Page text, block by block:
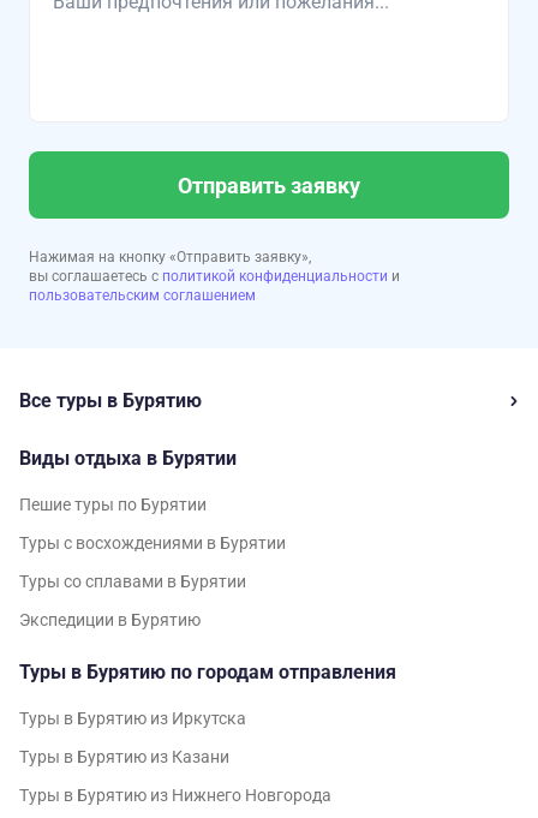
Отправить заявку
Нажимая на кнопку «Отправить заявку»,
вы соглашаетесь с политикой конфиденциальности и
пользовательским соглашением
Все туры в Бурятию
Виды отдыха в Бурятии
Пешие туры по Бурятии
Туры с восхождениями в Бурятии
Туры со сплавами в Бурятии
Экспедиции в Бурятию
Туры в Бурятию по городам отправления
Туры в Бурятию из Иркутска
Туры в Бурятию из Казани
Туры в Бурятию из Нижнего Новгорода